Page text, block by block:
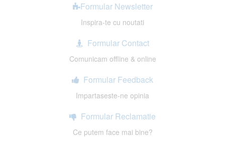
Formular Newsletter
Inspira-te cu noutati
Formular Contact
Comunicam offline & online
Formular Feedback
Impartaseste-ne opinia
Formular Reclamatie
Ce putem face mai bine?